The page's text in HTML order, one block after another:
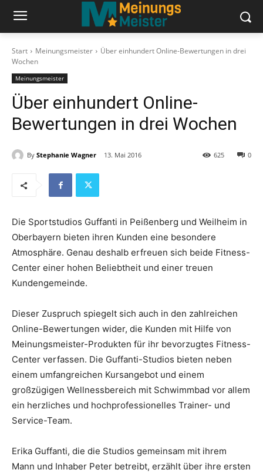
Start Meinungsmeister
Über einhundert Online-Bewertungen in drei
Wochen
Meinungsmeister
Über einhundert Online-
Bewertungen in drei Wochen
By Stephanie Wagner 13. Mai 2016 0
625
Die Sportstudios Guffanti in Peißenberg und Weilheim in
Oberbayern bieten ihren Kunden eine besondere
Atmosphäre. Genau deshalb erfreuen sich beide Fitness-
Center einer hohen Beliebtheit und einer treuen
Kundengemeinde.
Dieser Zuspruch spiegelt sich auch in den zahlreichen
Online-Bewertungen wider, die Kunden mit Hilfe von
Meinungsmeister-Produkten für ihr bevorzugtes Fitness-
Center verfassen. Die Guffanti-Studios bieten neben
einem umfangreichen Kursangebot und einem
großzügigen Wellnessbereich mit Schwimmbad vor allem
ein herzliches und hochprofessionelles Trainer- und
Service-Team.
Erika Guffanti, die die Studios gemeinsam mit ihrem
Mann und Inhaber Peter betreibt, erzählt über ihre ersten